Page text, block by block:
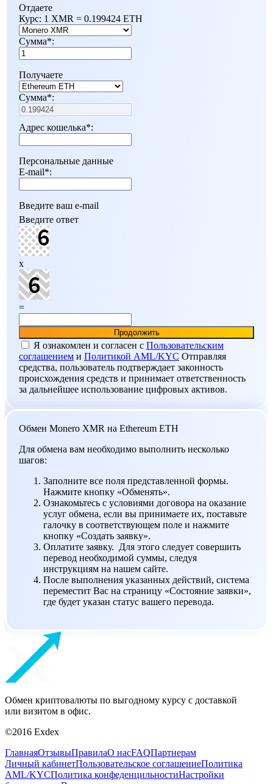
Отдаете
Курс: 1 XMR = 0.199424 ETH
Сумма*:
Получаете
Сумма*:
Адрес кошелька*:
Персональные данные
E-mail*:
Введите ваш e-mail
Введите ответ
x
=
Я ознакомлен и согласен c Пользовательским
соглашением и Политикой AML/KYC Отправляя
средства, пользователь подтверждает законность
происхождения средств и принимает ответственность
за дальнейшее использование цифровых активов.
Обмен Monero XMR на Ethereum ETH
Для обмена вам необходимо выполнить несколько
шагов:
Заполните все поля представленной формы.
Нажмите кнопку «Обменять».
Ознакомьтесь с условиями договора на оказание
услуг обмена, если вы принимаете их, поставьте
галочку в соответствующем поле и нажмите
кнопку «Создать заявку».
Оплатите заявку. Для этого следует совершить
перевод необходимой суммы, следуя
инструкциям на нашем сайте.
После выполнения указанных действий, система
переместит Вас на страницу «Состояние заявки»,
где будет указан статус вашего перевода.
Обмен криптовалюты по выгодному курсу с доставкой
или визитом в офис.
©2016 Exdex
ГлавнаяОтзывыПравилаО насFAQПартнерам
Личный кабинетПользовательское соглашениеПолитика
AML/KYCПолитика конфеденцильностиНастройки